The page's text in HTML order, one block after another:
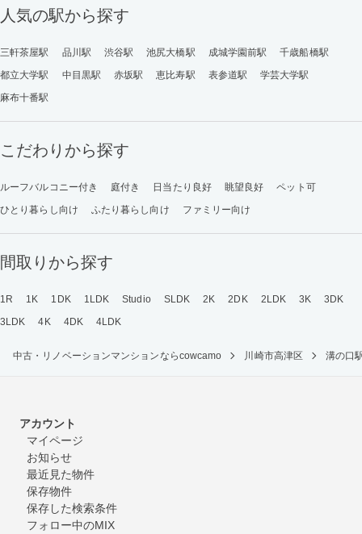
人気の駅から探す
三軒茶屋駅 品川駅 渋谷駅 池尻大橋駅 成城学園前駅
千歳船橋駅
都立大学駅
中目黒駅 赤坂駅 恵比寿駅 表参道駅
学芸大学駅
麻布十番駅
こだわりから探す
ルーフバルコニー付き 庭付き 日当たり良好 眺望良好
ペット可
ひとり暮らし向け
ふたり暮らし向け ファミリー向け
間取りから探す
1R 1K 1DK 1LDK Studio SLDK 2K 2DK 2LDK 3K
3DK
3LDK
4K 4DK 4LDK
中古・リノベーションマンションならcowcamo 川崎市高津区 溝の口
アカウント
マイページ
お知らせ
最近見た物件
保存物件
保存した検索条件
フォロー中のMIX